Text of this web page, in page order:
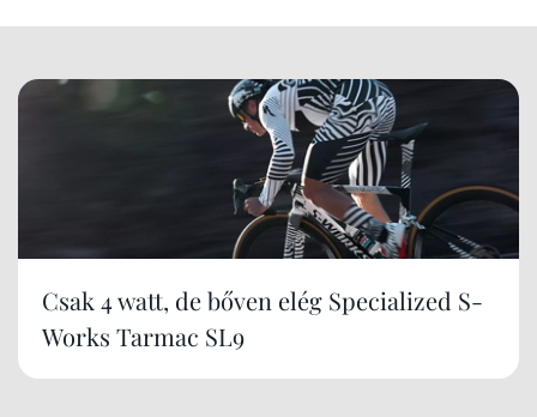
Csak 4 watt, de bőven elég Specialized S-
Works Tarmac SL9